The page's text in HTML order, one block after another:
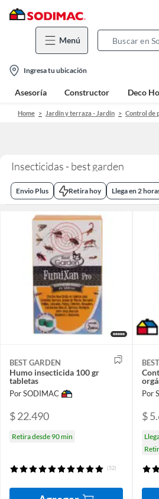
Menú
location-
icon
Ingresa tu ubicación
Asesoría Constructor Deco
Home Jardín y terraza - Jardín Control de
Insecticidas - best garden
Envio Plus Retira hoy Llega en 2
BEST GARDEN
Humo insecticida 100 gr
tabletas
Por SODIMAC
$ 22.490
Retira desde 90 min
(52)
Por
$